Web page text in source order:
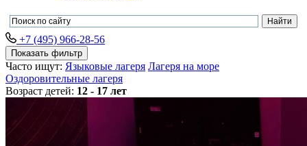
+7 (495) 966-28-56
Показать фильтр
Часто ищут: Языковые лагеря Лагеря на море
Оздоровительные лагеря
Возраст детей: 12 - 17 лет